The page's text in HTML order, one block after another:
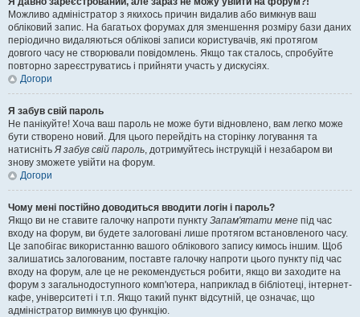
Можливо адміністратор з якихось причин видалив або вимкнув ваш
обліковий запис. На багатьох форумах для зменшення розміру бази даних
періодично видаляються облікові записи користувачів, які протягом
довгого часу не створювали повідомлень. Якщо так сталось, спробуйте
повторно зареєструватись і прийняти участь у дискусіях.
Догори
Я забув свій пароль
Не панікуйте! Хоча ваш пароль не може бути відновлено, вам легко може
бути створено новий. Для цього перейдіть на сторінку логування та
натиснітьЯ забув свій пароль, дотримуйтесь інструкцій і незабаром ви
знову зможете увійти на форум.
Догори
Чому мені постійно доводиться вводити логін і пароль?
Якщо ви не ставите галочку напроти пункту Запам'ятати мене під час
входу на форум, ви будете залоговані лише протягом встановленого часу.
Це запобігає використанню вашого облікового запису кимось іншим. Щоб
залишатись залогованим, поставте галочку напроти цього пункту під час
входу на форум, але це не рекомендується робити, якщо ви заходите на
форум з загальнодоступного комп'ютера, наприклад в бібліотеці, інтернет-
кафе, університеті і т.п. Якщо такий пункт відсутній, це означає, що
адміністратор вимкнув цю функцію.